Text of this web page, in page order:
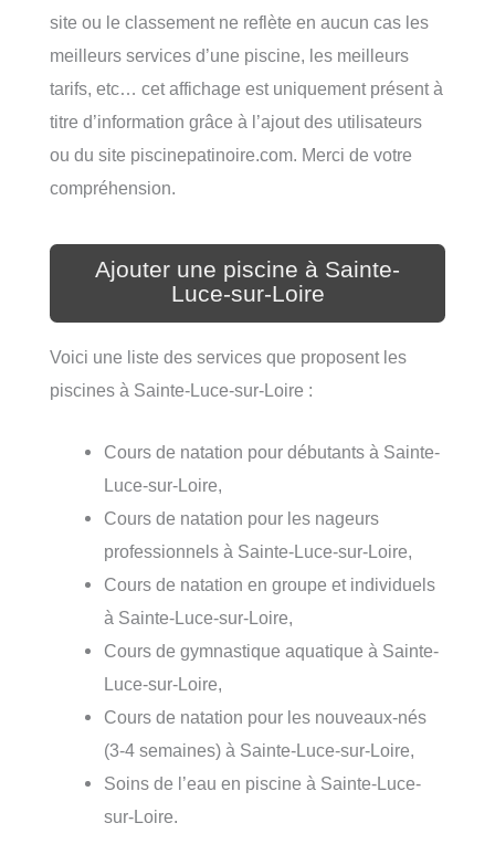
site ou le classement ne reflète en aucun cas les
meilleurs services d’une piscine, les meilleurs
tarifs, etc… cet affichage est uniquement présent à
titre d’information grâce à l’ajout des utilisateurs
ou du site piscinepatinoire.com. Merci de votre
compréhension.
Ajouter une piscine à Sainte-
Luce-sur-Loire
Voici une liste des services que proposent les
piscines à Sainte-Luce-sur-Loire :
Cours de natation pour débutants à Sainte-
Luce-sur-Loire,
Cours de natation pour les nageurs
professionnels à Sainte-Luce-sur-Loire,
Cours de natation en groupe et individuels
à Sainte-Luce-sur-Loire,
Cours de gymnastique aquatique à Sainte-
Luce-sur-Loire,
Cours de natation pour les nouveaux-nés
(3-4 semaines) à Sainte-Luce-sur-Loire,
Soins de l’eau en piscine à Sainte-Luce-
sur-Loire.